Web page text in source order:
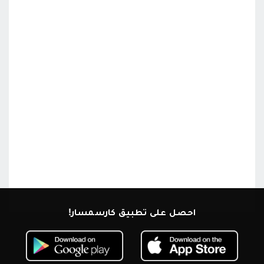
احصل على تطبيق كارسمسار!